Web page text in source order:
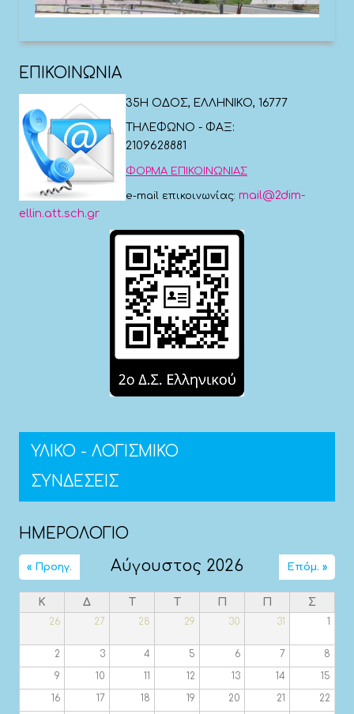
ΕΠΙΚΟΙΝΩΝΙΑ
35Η ΟΔΟΣ, ΕΛΛΗΝΙΚΟ, 16777
ΤΗΛΕΦΩΝΟ - ΦΑΞ:
2109628881
ΦΟΡΜΑ ΕΠΙΚΟΙΝΩΝΙΑΣ
e-mail επικοινωνίας: mail@2dim-
ellin.att.sch.gr
ΥΛΙΚΟ - ΛΟΓΙΣΜΙΚΟ
ΣΥΝΔΕΣΕΙΣ
ΗΜΕΡΟΛΟΓΙΟ
Αύγουστος 2026
« Προηγ. Επόμ. »
Κ Δ Τ Τ Π Π Σ
26 27 28 29 30 31
2 3 4 5 6 7 8
9 10 12 13 14 15
16 17 18 19 20 21 22